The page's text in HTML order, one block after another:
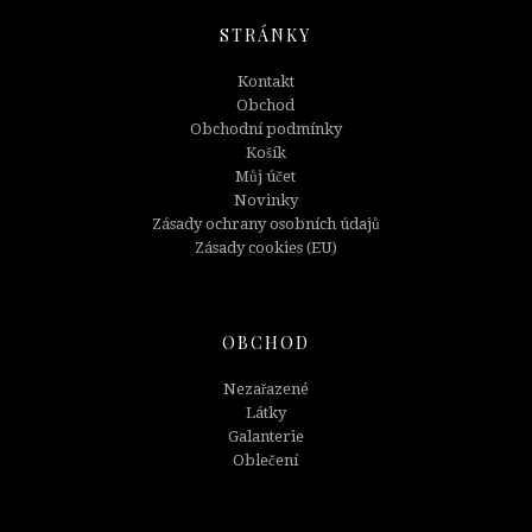
STRÁNKY
Kontakt
Obchod
Obchodní podmínky
Košík
Můj účet
Novinky
Zásady ochrany osobních údajů
Zásady cookies (EU)
OBCHOD
Nezařazené
Látky
Galanterie
Oblečení